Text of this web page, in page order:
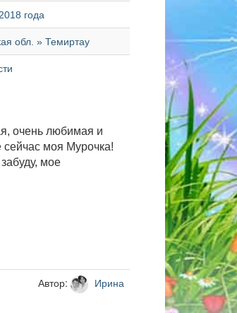
года
обл. » Темиртау
очень любимая и
моя Мурочка!
мое
Автор: Ирина